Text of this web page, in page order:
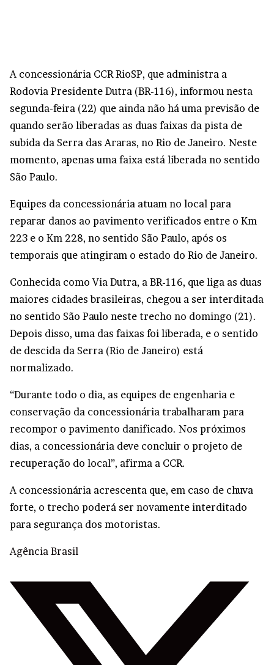
A concessionária CCR RioSP, que administra a
Rodovia Presidente Dutra (BR-116), informou nesta
segunda-feira (22) que ainda não há uma previsão de
quando serão liberadas as duas faixas da pista de
subida da Serra das Araras, no Rio de Janeiro. Neste
momento, apenas uma faixa está liberada no sentido
São Paulo.
Equipes da concessionária atuam no local para
reparar danos ao pavimento verificados entre o Km
223 e o Km 228, no sentido São Paulo, após os
temporais que atingiram o estado do Rio de Janeiro.
Conhecida como Via Dutra, a BR-116, que liga as duas
maiores cidades brasileiras, chegou a ser interditada
no sentido São Paulo neste trecho no domingo (21).
Depois disso, uma das faixas foi liberada, e o sentido
de descida da Serra (Rio de Janeiro) está
normalizado.
“Durante todo o dia, as equipes de engenharia e
conservação da concessionária trabalharam para
recompor o pavimento danificado. Nos próximos
dias, a concessionária deve concluir o projeto de
recuperação do local”, afirma a CCR.
A concessionária acrescenta que, em caso de chuva
forte, o trecho poderá ser novamente interditado
para segurança dos motoristas.
Agência Brasil